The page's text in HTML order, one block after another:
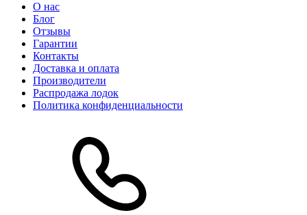
О нас
Блог
Отзывы
Гарантии
Контакты
Доставка и оплата
Производители
Распродажа лодок
Политика конфиденциальности